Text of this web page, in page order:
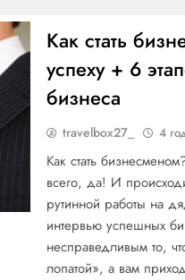
Как стать
успеху + 6
бизнеса
travelbox27_ 4
Как стать
всего, да! И
рутинной работы на
интервью успешных
несправедливым то,
лопатой», а вам